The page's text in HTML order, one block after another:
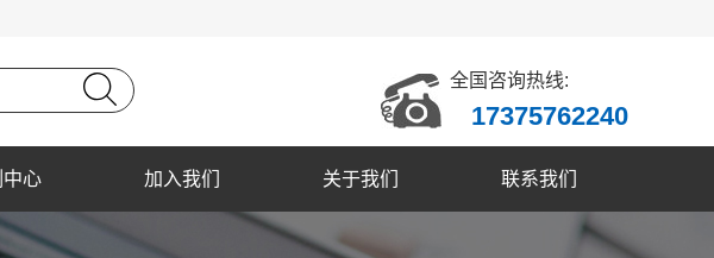
全国咨询热线:
17375762240
心 加入我们 关于我们 联系我们